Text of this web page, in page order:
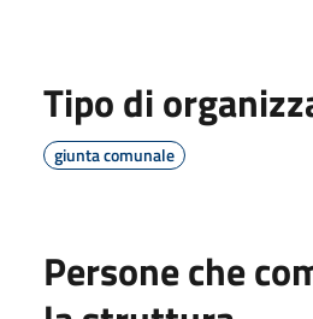
Tipo di
giunta comunale
Persone che